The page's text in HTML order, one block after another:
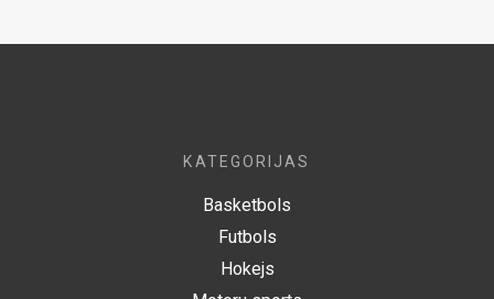
KATEGORIJAS
Basketbols
Futbols
Hokejs